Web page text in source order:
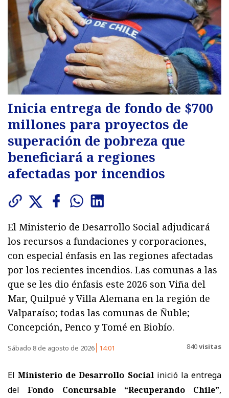
Inicia entrega de fondo de $700
millones para proyectos de
superación de pobreza que
beneficiará a regiones
afectadas por incendios
El Ministerio de Desarrollo Social adjudicará
los recursos a fundaciones y corporaciones,
con especial énfasis en las regiones afectadas
por los recientes incendios. Las comunas a las
que se les dio énfasis este 2026 son Viña del
Mar, Quilpué y Villa Alemana en la región de
Valparaíso; todas las comunas de Ñuble;
Concepción, Penco y Tomé en Biobío.
Sábado 8 de agosto de 2026 14:01 840visitas
ElMinisterio de Desarrollo Socialinició la entrega
delFondo Concursable “Recuperando Chile”,